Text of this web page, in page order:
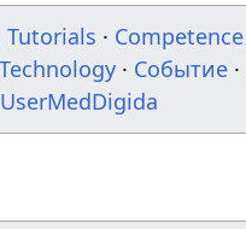
Tutorials · Competence
· Событие ·
UserMedDigida